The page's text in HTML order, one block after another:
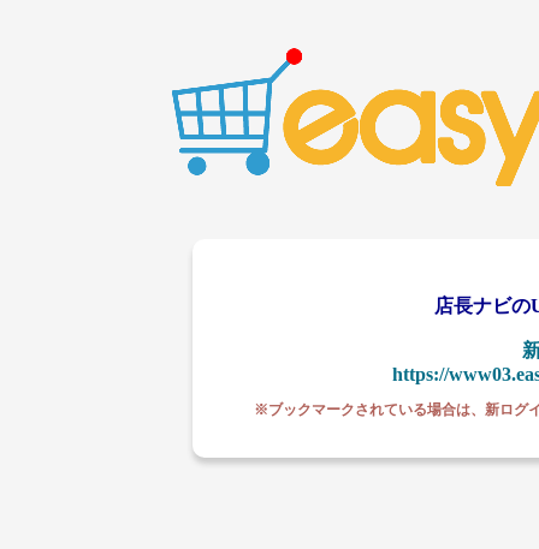
店長ナビの
https://
※ブックマークされている場合は、新ログ